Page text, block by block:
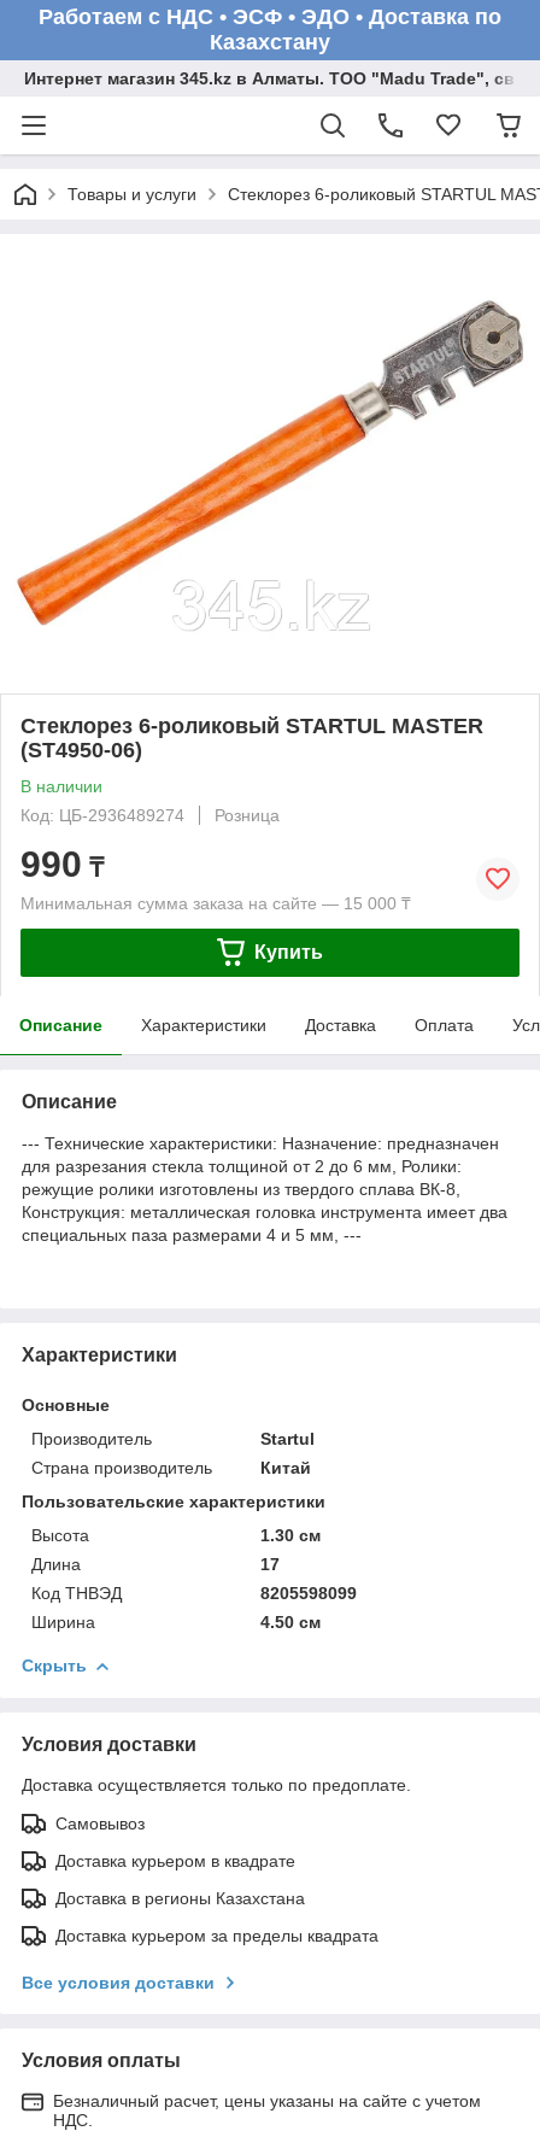
Работаем с НДС • ЭСФ • ЭДО • Доставка по
Казахстану
Интернет магазин 345.kz в Алматы. ТОО "Madu Trade",
Товары и услуги Стеклорез 6-роликовый STARTUL
Стеклорез 6-роликовый STARTUL MASTER
(ST4950-06)
В наличии
Код: ЦБ-2936489274
Розница
990 ₸
Минимальная сумма заказа на сайте — 15 000 ₸
Купить
Описание Характеристики Доставка Оплата
Описание
--- Технические характеристики: Назначение: предназначен
для разрезания стекла толщиной от 2 до 6 мм, Ролики:
режущие ролики изготовлены из твердого сплава ВК-8,
Конструкция: металлическая головка инструмента имеет два
специальных паза размерами 4 и 5 мм, ---
Характеристики
Основные
Производитель
Startul
Страна производитель
Китай
Пользовательские характеристики
Высота
1.30 см
Длина
17
Код ТНВЭД
8205598099
Ширина
4.50 см
Скрыть
Условия доставки
Доставка осуществляется только по предоплате.
Самовывоз
Доставка курьером в квадрате
Доставка в регионы Казахстана
Доставка курьером за пределы квадрата
Все условия доставки
Условия оплаты
Безналичный расчет, цены указаны на сайте с учетом
НДС.